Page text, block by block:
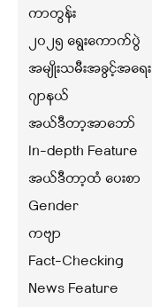
ကာတွန်း
၂၀၂၅ ရွေးကောက်ပွဲ
အမျိုးသမီးအခွင့်အရေး
ဂျာနယ်
အယ်ဒီတာ့အာဘော်
In-depth Feature
အယ်ဒီတာ့ထံ ပေးစာ
Gender
ကဗျာ
Fact-Checking
News Feature